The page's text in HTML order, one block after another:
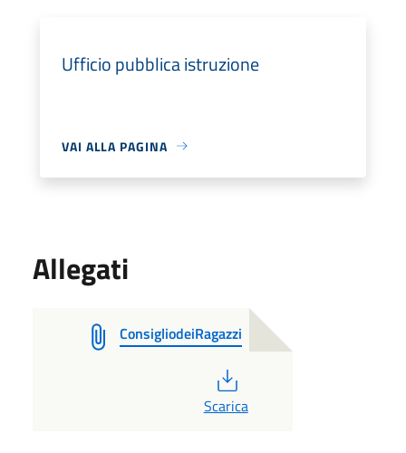
Ufficio pubblica istruzione
VAI ALLA PAGINA
Allegati
ConsigliodeiRagazzi
Scarica